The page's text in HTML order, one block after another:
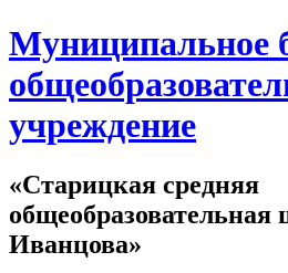
Муниципальное
учреждение
«Старицкая средняя
Иванцова»